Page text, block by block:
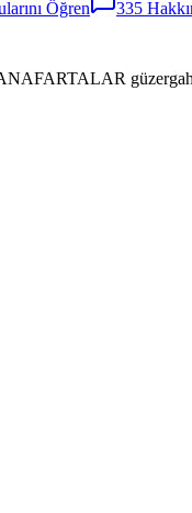
Öğren 335